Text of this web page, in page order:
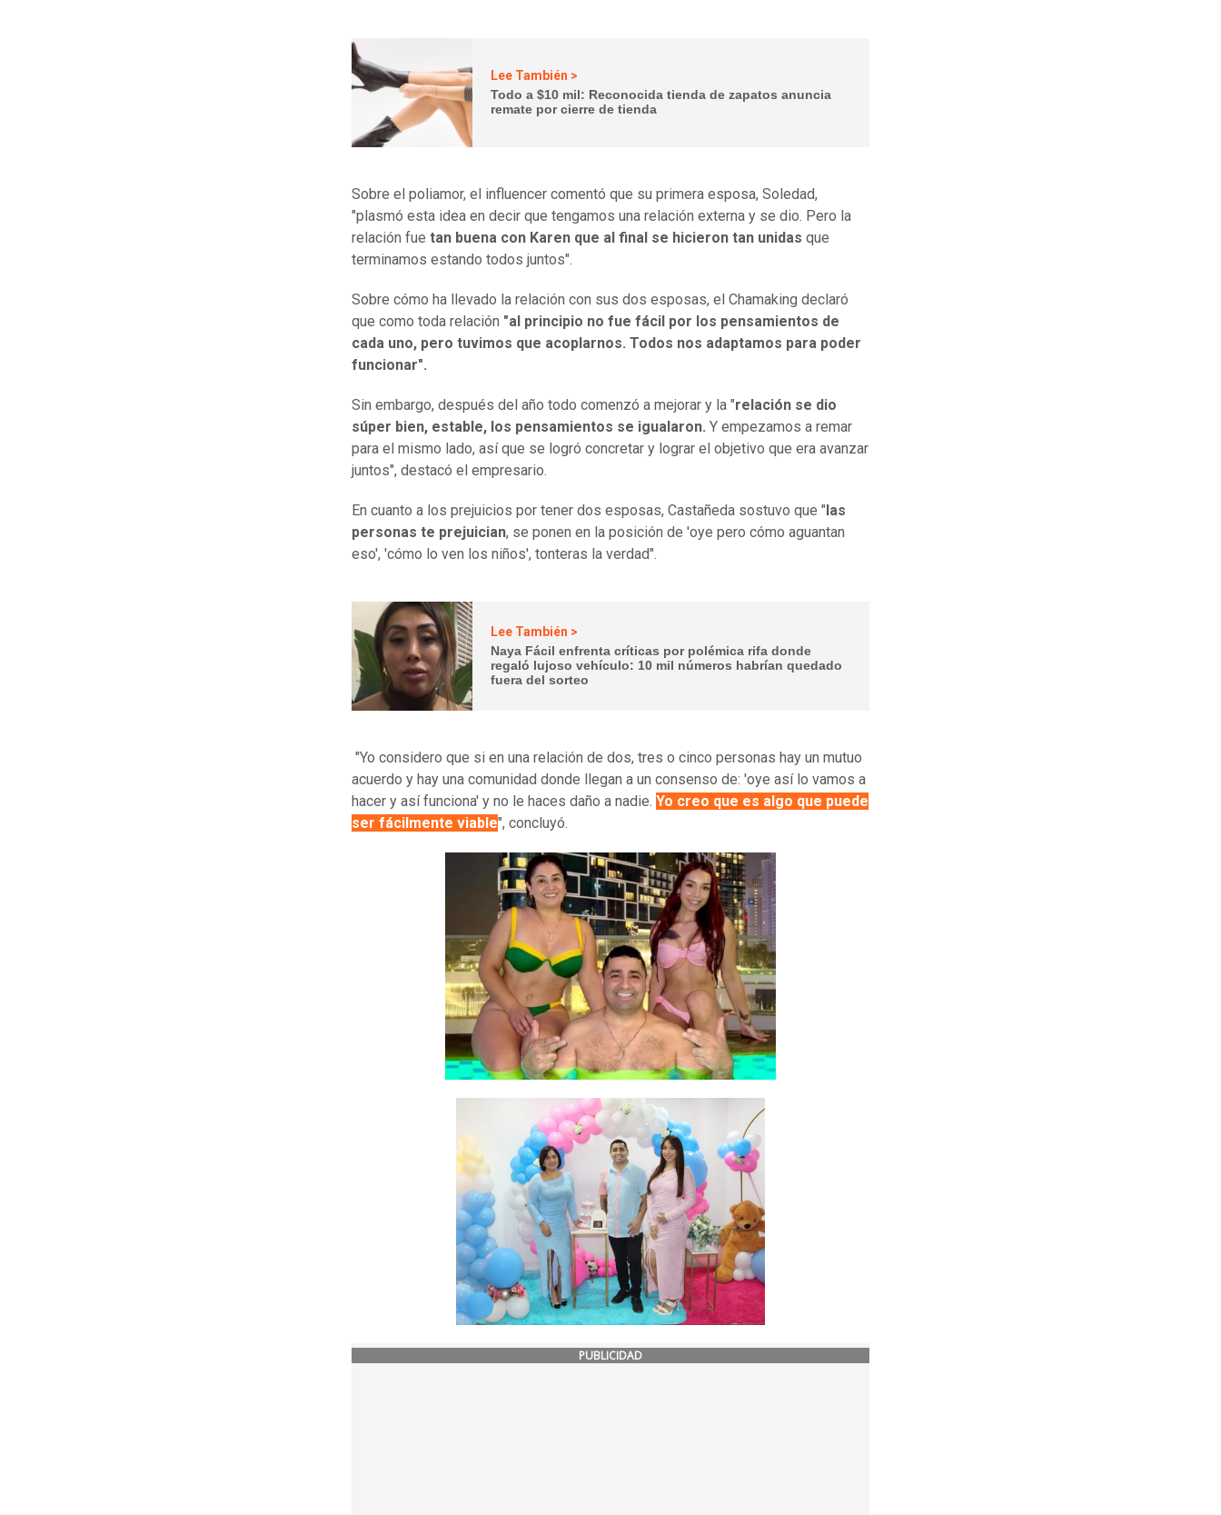
Lee También >
Todo a $10 mil: Reconocida tienda de zapatos anuncia
remate por cierre de tienda
Sobre el poliamor, el influencer comentó que su primera esposa, Soledad,
"plasmó esta idea en decir que tengamos una relación externa y se dio. Pero la
relación fue tan buena con Karen que al final se hicieron tan unidas que
terminamos estando todos juntos".
Sobre cómo ha llevado la relación con sus dos esposas, el Chamaking declaró
que como toda relación "al principio no fue fácil por los pensamientos de
cada uno, pero tuvimos que acoplarnos. Todos nos adaptamos para poder
funcionar".
Sin embargo, después del año todo comenzó a mejorar y la "relación se dio
súper bien, estable, los pensamientos se igualaron. Y empezamos a remar
para el mismo lado, así que se logró concretar y lograr el objetivo que era avanzar
juntos", destacó el empresario.
En cuanto a los prejuicios por tener dos esposas, Castañeda sostuvo que "las
personas te prejuician, se ponen en la posición de 'oye pero cómo aguantan
eso', 'cómo lo ven los niños', tonteras la verdad".
Lee También >
Naya Fácil enfrenta críticas por polémica rifa donde
regaló lujoso vehículo: 10 mil números habrían quedado
fuera del sorteo
"Yo considero que si en una relación de dos, tres o cinco personas hay un mutuo
acuerdo y hay una comunidad donde llegan a un consenso de: 'oye así lo vamos a
hacer y así funciona' y no le haces daño a nadie. Yo creo que es algo que puede
ser fácilmente viable", concluyó.
PUBLICIDAD